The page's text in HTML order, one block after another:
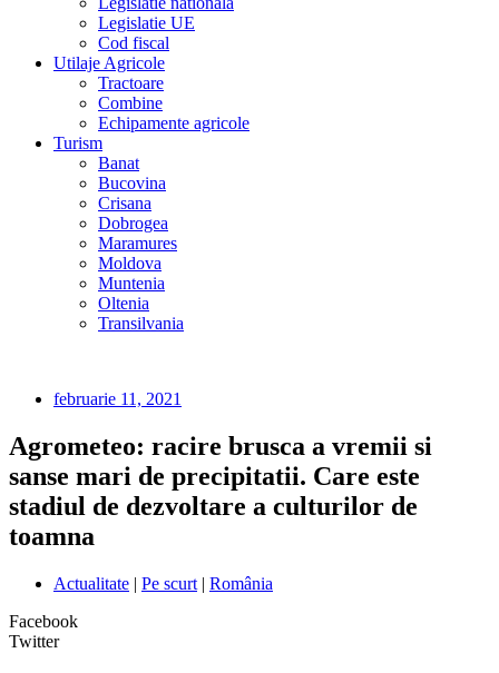
Legislatie UE
Cod fiscal
Utilaje Agricole
Tractoare
Combine
Echipamente agricole
Turism
Banat
Bucovina
Crisana
Dobrogea
Maramures
Moldova
Muntenia
Oltenia
Transilvania
februarie 11, 2021
Agrometeo: racire brusca a vremii si
sanse mari de precipitatii. Care este
stadiul de dezvoltare a culturilor de
toamna
Actualitate | Pe scurt | România
Facebook
Twitter